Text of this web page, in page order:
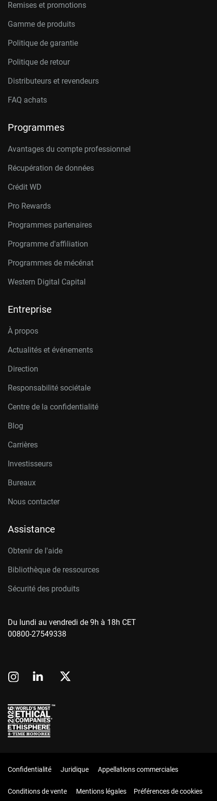
Remises et promotions
Gamme de produits
Politique de garantie
Politique de retour
Distributeurs et revendeurs
FAQ achats
Programmes
Avantages du compte professionnel
Récupération de données
Crédit WD
Pro Rewards
Programmes partenaires
Programme d'affiliation
Programmes de mécénat
Western Digital Capital
Entreprise
À propos
Actualités et événements
Direction
Responsabilité sociétale
Centre de la confidentialité
Blog
Carrières
Investisseurs
Bureaux
Nous contacter
Assistance
Obtenir de l'aide
Bibliothèque de ressources
Sécurité des produits
Du lundi au vendredi de 9h à 18h CET
00800-27549338
Confidentialité Juridique Appellations commerciales
Conditions de vente Mentions légales Préférences de cookies